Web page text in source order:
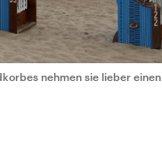
nehmen sie lieber einen